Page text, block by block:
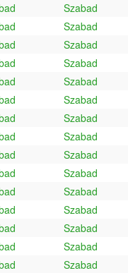
Szabad
Szabad
Szabad
Szabad
Szabad
Szabad
Szabad
Szabad
Szabad
Szabad
Szabad
Szabad
Szabad
Szabad
Szabad